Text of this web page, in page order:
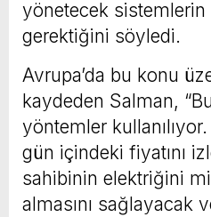
yönetecek sistemlerin
gerektiğini söyledi.
Avrupa’da bu konu
kaydeden Salman,
yöntemler
gün içindeki fiyatını
sahibinin elektriğini
almasını sağlayacak